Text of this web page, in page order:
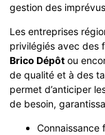
gestion des
Les entreprises
privilégiés avec des
Brico Dépôt ou
de qualité et à des
permet d’anticiper
de besoin,
Connaissance